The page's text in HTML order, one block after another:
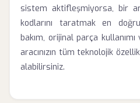
sistem aktifleşmiyorsa, bir
kodlarını taratmak en
bakım, orijinal parça
aracınızın tüm teknolojik
alabilirsiniz.